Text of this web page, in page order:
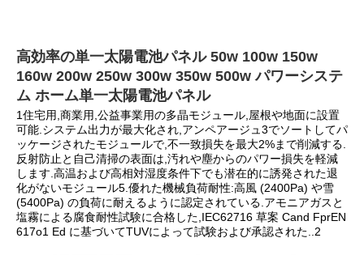
高効率の単一太陽電池パネル 50w 100w 150w
160w 200w 250w 300w 350w 500w パワーシステ
ム ホーム単一太陽電池パネル
1住宅用,商業用,公益事業用の多晶モジュール,屋根や地面に設置
可能.システム出力が最大化され,アンペアージュ3でソートしてパ
ッケージされたモジュールで,不一致損失を最大2%まで削減する.
反射防止と自己清掃の表面は,汚れや塵からのパワー損失を軽減
します.高温および高相対湿度条件下でも潜在的に誘発された退
化がないモジュール5.優れた機械負荷耐性:高風 (2400Pa) や雪
(5400Pa) の負荷に耐えるように認定されている.アモニアガスと
塩霧による腐食耐性試験に合格した,IEC62716 草案 Cand FprEN
617o1 Ed に基づいてTUVによって試験および承認された..2